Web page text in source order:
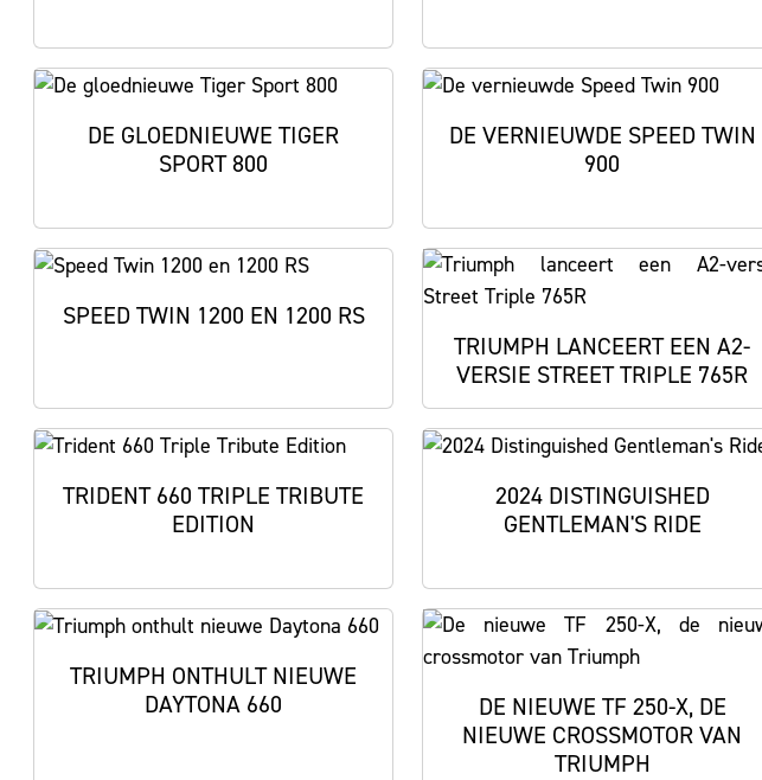
DE GLOEDNIEUWE TIGER
SPORT 800
DE VERNIEUWDE SPEED TWIN
900
SPEED TWIN 1200 EN 1200 RS
TRIUMPH LANCEERT EEN A2-
VERSIE STREET TRIPLE 765R
TRIDENT 660 TRIPLE TRIBUTE
EDITION
2024 DISTINGUISHED
GENTLEMAN'S RIDE
TRIUMPH ONTHULT NIEUWE
DAYTONA 660
DE NIEUWE TF 250-X, DE
NIEUWE CROSSMOTOR VAN
TRIUMPH